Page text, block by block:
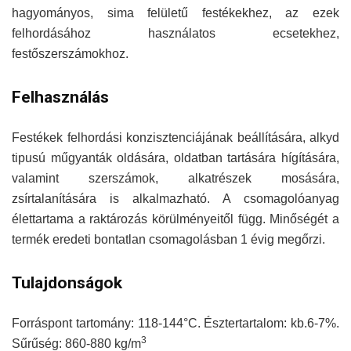
hagyományos, sima felületű festékekhez, az ezek
felhordásához használatos ecsetekhez,
festőszerszámokhoz.
Felhasználás
Festékek felhordási konzisztenciájának beállítására, alkyd
tipusú műgyanták oldására, oldatban tartására hígítására,
valamint szerszámok, alkatrészek mosására,
zsírtalanítására is alkalmazható. A csomagolóanyag
élettartama a raktározás körülményeitől függ. Minőségét a
termék eredeti bontatlan csomagolásban 1 évig megőrzi.
Tulajdonságok
Forráspont tartomány: 118-144°C. Észtertartalom: kb.6-7%.
Sűrűség: 860-880 kg/m3